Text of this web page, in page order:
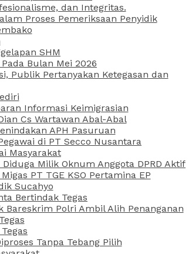
dan Integritas.
Proses Pemeriksaan Penyidik
SHM
Bulan Mei 2026
Publik Pertanyakan Ketegasan dan
Informasi Keimigrasian
Cs Wartawan Abal-Abal
APH Pasuruan
di PT Secco Nusantara
Masyarakat
Milik Oknum Anggota DPRD Aktif
PT TGE KSO Pertamina EP
Sucahyo
Bertindak Tegas
Bareskrim Polri Ambil Alih Penanganan
Tanpa Tebang Pilih